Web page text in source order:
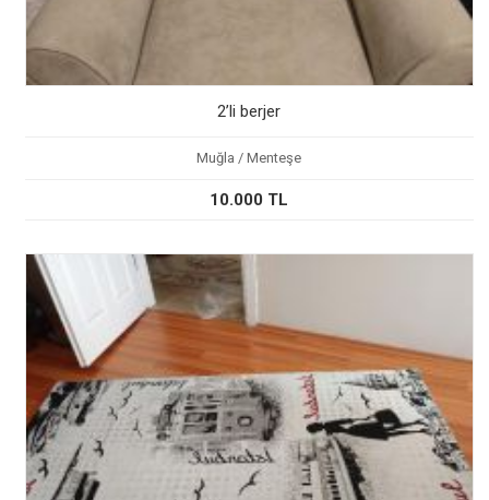
2’li berjer
Muğla / Menteşe
10.000 TL